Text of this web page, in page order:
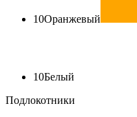
10Оранжевый
10Белый
Подлокотники